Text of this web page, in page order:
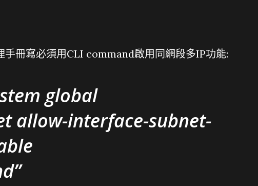
手冊寫必須用CLI command啟用同網段多IP功能:
global
allow-interface-subnet-